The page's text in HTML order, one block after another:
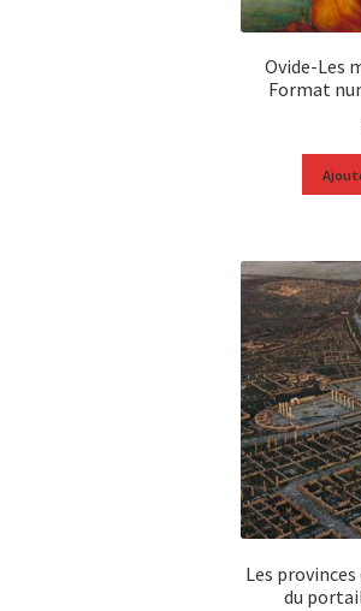
Ovide-Les
Format
Les
du